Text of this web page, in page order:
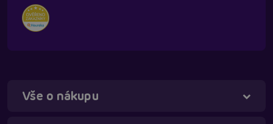
Vše o nákupuTáňa - virtuální asistentka